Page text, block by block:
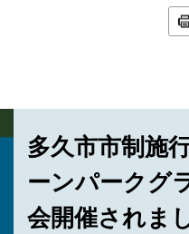
多久市市制施
ーンパークグ
会開催されま